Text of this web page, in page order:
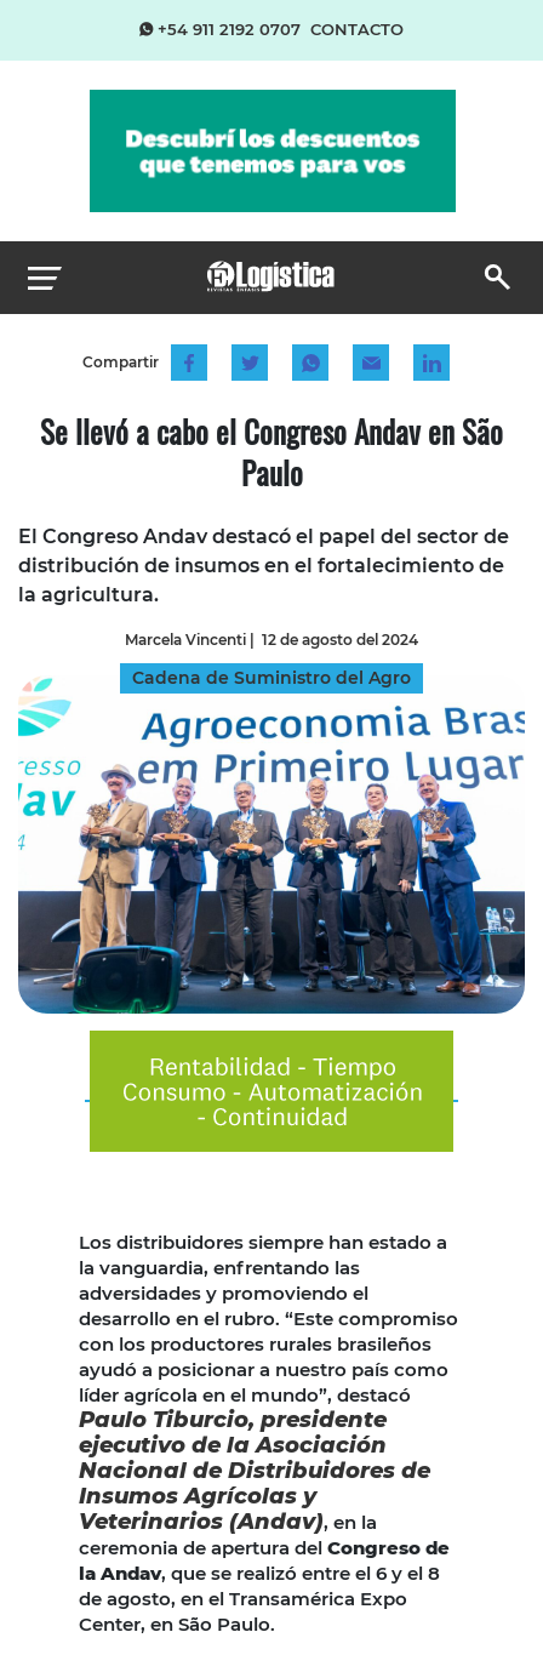
+54 911 2192 0707 CONTACTO
Compartir
Se llevó a cabo el Congreso Andav en São
Paulo
El Congreso Andav destacó el papel del sector de
distribución de insumos en el fortalecimiento de
la agricultura.
Marcela Vincenti | 12 de agosto del 2024
Cadena de Suministro del Agro
Los distribuidores siempre han estado a
la vanguardia, enfrentando las
adversidades y promoviendo el
desarrollo en el rubro. “Este compromiso
con los productores rurales brasileños
ayudó a posicionar a nuestro país como
líder agrícola en el mundo”, destacó
Paulo Tiburcio, presidente
ejecutivo de la Asociación
Nacional de Distribuidores de
Insumos Agrícolas y
Veterinarios (Andav), en la
ceremonia de apertura del Congreso de
la Andav, que se realizó entre el 6 y el 8
de agosto, en el Transamérica Expo
Center, en São Paulo.